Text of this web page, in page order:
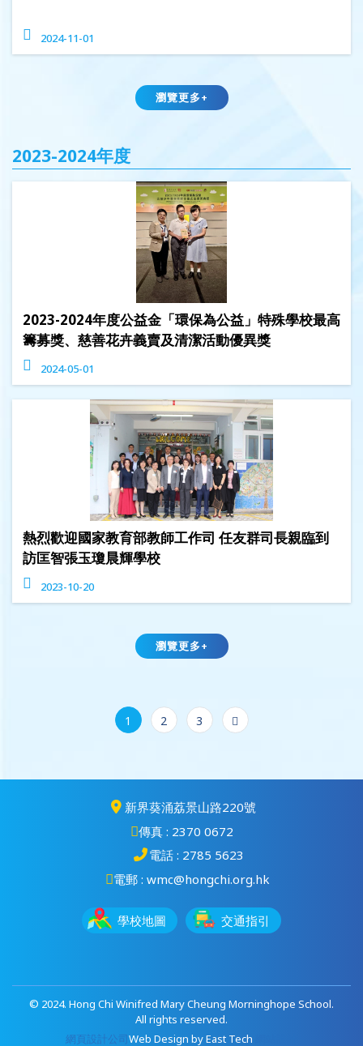
2024-11-01
瀏覽更多+
2023-2024年度
2023-2024年度公益金「環保為公益」特殊學校最高
籌募獎、慈善花卉義賣及清潔活動優異獎
2024-05-01
熱烈歡迎國家教育部教師工作司 任友群司長親臨到
訪匡智張玉瓊晨輝學校
2023-10-20
瀏覽更多+
1 2 3
新界葵涌荔景山路220號
傳真 : 2370 0672
電話 : 2785 5623
電郵 : wmc@hongchi.org.hk
學校地圖 交通指引
© 2024. Hong Chi Winifred Mary Cheung Morninghope School.
All rights reserved.
網頁設計公司 Web Design byEast Tech